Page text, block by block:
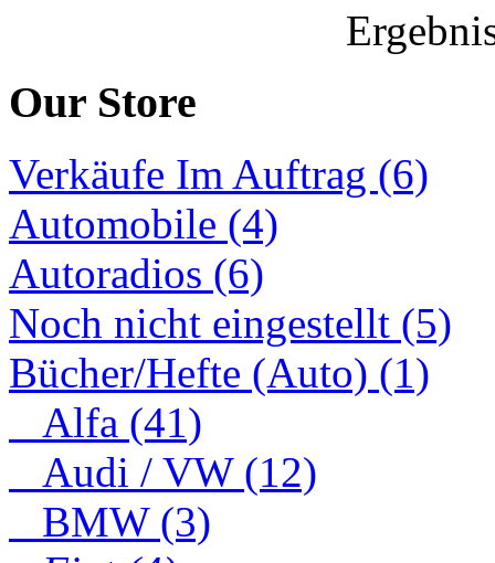
Our Store
Verkäufe Im Auftrag (6)
Automobile (4)
Autoradios (6)
Noch nicht eingestellt (5)
Bücher/Hefte (Auto) (1)
Alfa (41)
Audi / VW (12)
BMW (3)